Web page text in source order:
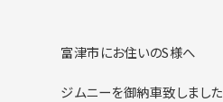
富津市にお住いのS様へ
ジムニーを御納車致しました